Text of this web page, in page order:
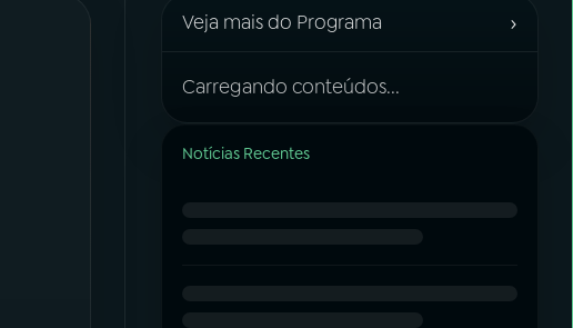
Veja mais do Programa ›
Carregando conteúdos...
Notícias Recentes